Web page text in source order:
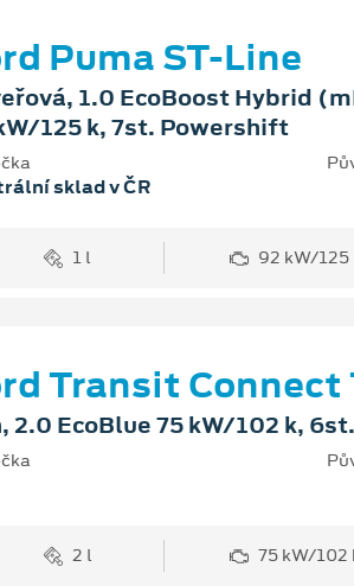
Puma ST-Line
1.0 EcoBoost Hybrid
125 k, 7st. Powershift
sklad v ČR
1 l 92 kW/125
Transit Connect
2.0 EcoBlue 75 kW/102 k,
2 l 75 kW/102